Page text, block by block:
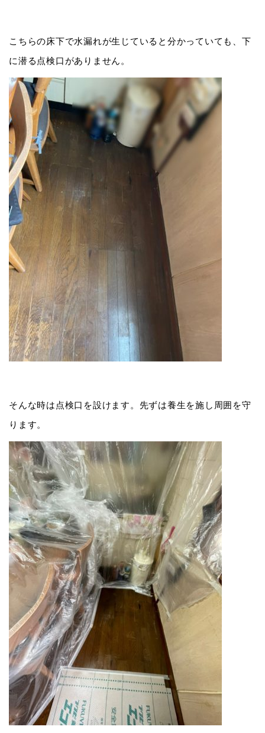
こちらの床下で水漏れが生じていると分かっていても、下
に潜る点検口がありません。
そんな時は点検口を設けます。先ずは養生を施し周囲を守
ります。